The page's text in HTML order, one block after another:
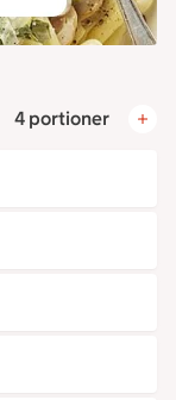
4 portioner